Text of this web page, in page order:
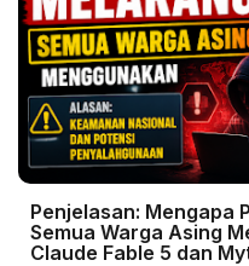
Penjelasan: Mengapa
Semua Warga Asing
Claude Fable 5 dan